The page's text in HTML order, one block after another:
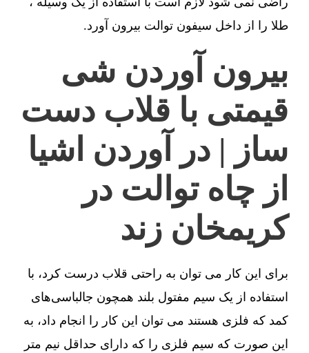
طلا را از داخل سیفون توالت بیرون آورد.
بیرون آوردن شی
قیمتی با قلاب دست
ساز | در آوردن اشیا
از چاه توالت در
کریمخان زند
برای این کار می توان به راحتی قلاب درست کرد، با
استفاده از یک سیم مفتول بلند همچون جالباسی‌های
کمد که فلزی هستند می توان این کار را انجام داد، به
این صورت که سیم فلزی را که دارای حداقل نیم متر